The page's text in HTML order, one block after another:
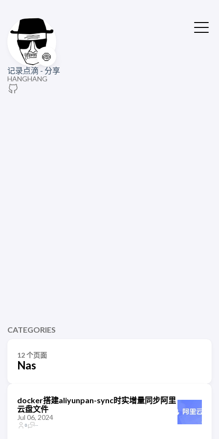
🍥
记录点滴 - 分享
HANGHANG
CATEGORIES
12 个页面
Nas
docker搭建aliyunpan-sync时实增量同步阿里
云盘文件
Jul 06, 2024
0 --